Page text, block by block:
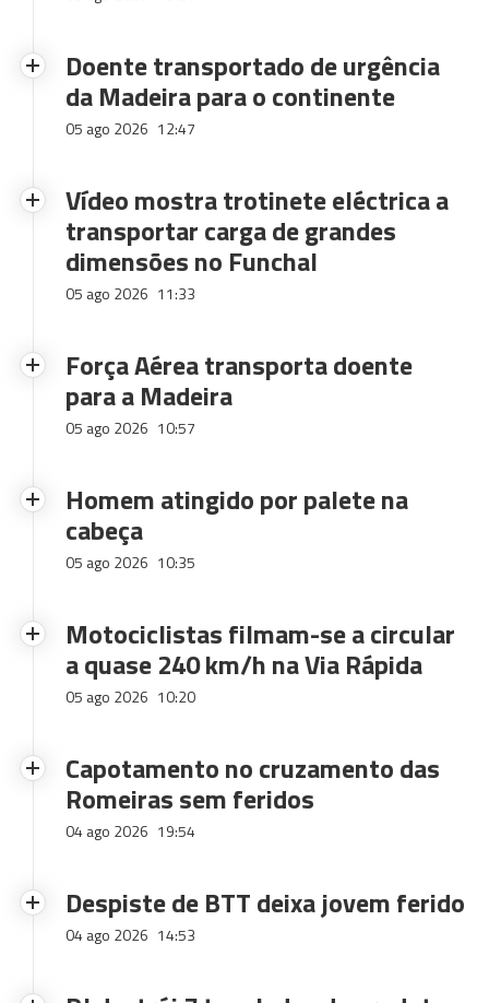
Doente transportado de urgência
da Madeira para o continente
05 ago 2026 12:47
Vídeo mostra trotinete eléctrica a
transportar carga de grandes
dimensões no Funchal
05 ago 2026 11:33
Força Aérea transporta doente
para a Madeira
05 ago 2026 10:57
Homem atingido por palete na
cabeça
05 ago 2026 10:35
Motociclistas filmam-se a circular
a quase 240 km/h na Via Rápida
05 ago 2026 10:20
Capotamento no cruzamento das
Romeiras sem feridos
04 ago 2026 19:54
Despiste de BTT deixa jovem ferido
04 ago 2026 14:53